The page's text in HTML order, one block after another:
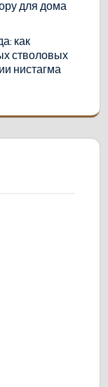
для дома
как
стволовых
нистагма